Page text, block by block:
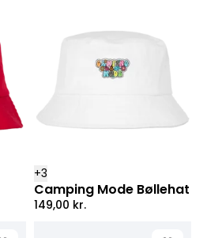
+3
Camping Mode Bøllehat
149,00 kr.